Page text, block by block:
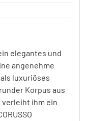
elegantes und
angenehme
luxuriöses
Korpus aus
ihm ein